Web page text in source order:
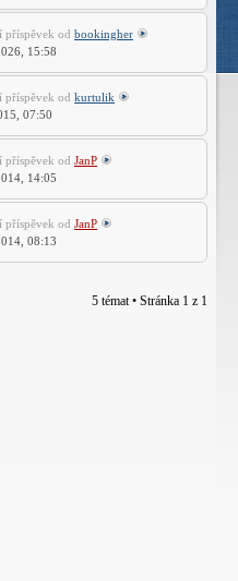
příspěvek od bookingher
15:58
příspěvek od kurtulik
07:50
příspěvek od JanP
14:05
příspěvek od JanP
08:13
5 témat • Stránka 1 z 1